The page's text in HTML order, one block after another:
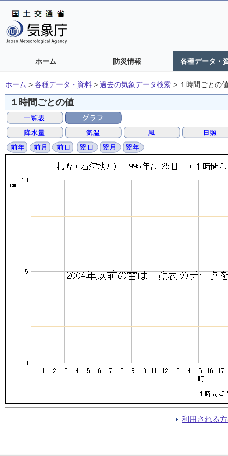
ホーム 防災情報 各種データ・
ホーム > 各種データ・資料 > 過去の気象データ検索 > １時間ごとの
１時間ごとの値
利用される